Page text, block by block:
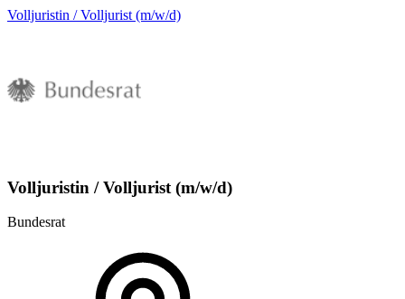
Volljuristin / Volljurist (m/w/d)
Volljuristin / Volljurist (m/w/d)
Bundesrat